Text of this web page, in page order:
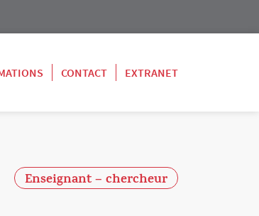
CONTACT EXTRANET
Enseignant – chercheur